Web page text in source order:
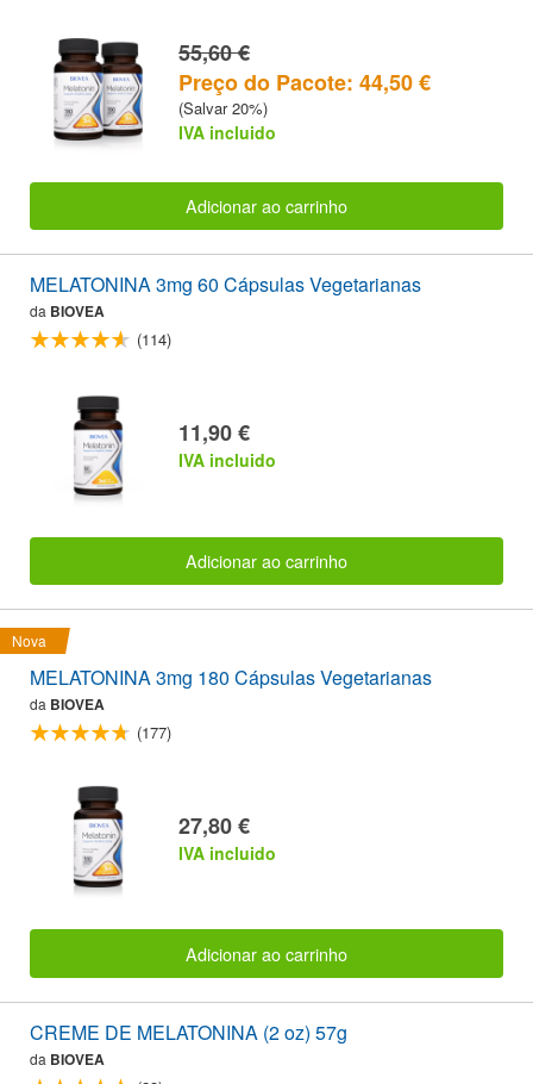
55,60 €
Preço do Pacote: 44,50 €
(Salvar 20%)
IVA incluido
Adicionar ao carrinho
MELATONINA 3mg 60 Cápsulas Vegetarianas
da BIOVEA
(114)
11,90 €
IVA incluido
Adicionar ao carrinho
Nova
MELATONINA 3mg 180 Cápsulas Vegetarianas
da BIOVEA
(177)
27,80 €
IVA incluido
Adicionar ao carrinho
CREME DE MELATONINA (2 oz) 57g
da BIOVEA